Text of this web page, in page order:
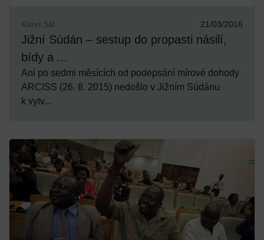
Karel Sál 21/03/2016
Jižní Súdán – sestup do propasti násilí,
bídy a ...
Ani po sedmi měsících od podepsání mírové dohody
ARCISS (26. 8. 2015) nedošlo v Jižním Súdánu
k vytv...